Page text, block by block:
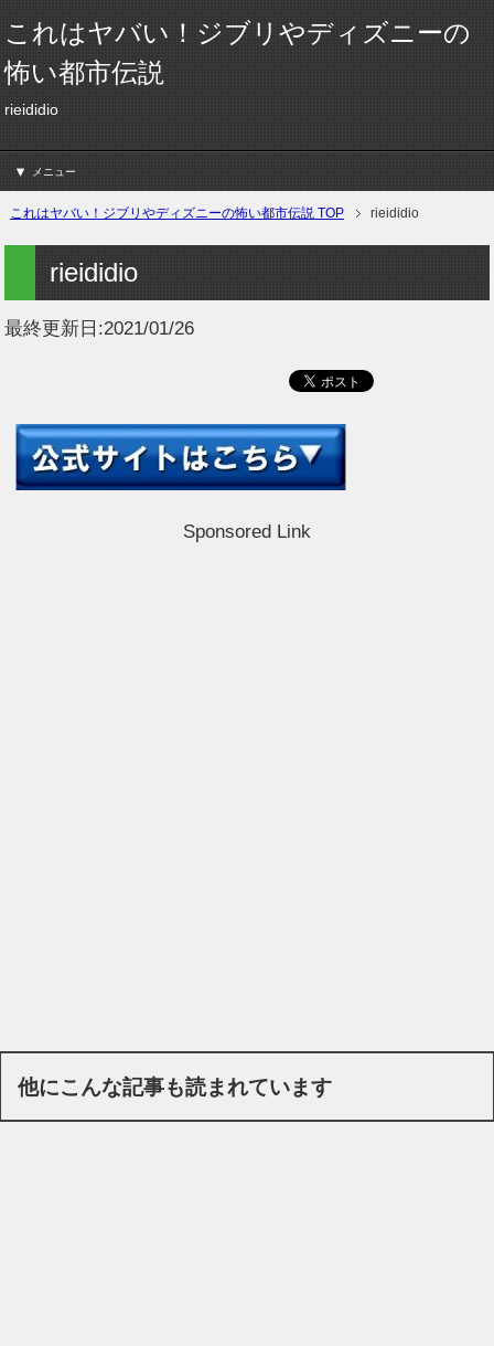
これはヤバい！ジブリやディズニーの
怖い都市伝説
rieididio
メニュー
これはヤバい！ジブリやディズニーの怖い都市伝説 TOP rieididio
rieididio
最終更新日:2021/01/26
Sponsored Link
他にこんな記事も読まれています